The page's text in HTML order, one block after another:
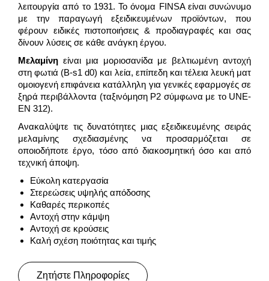
λειτουργία από το 1931. To όνομα FINSA είναι συνώνυμο
με την παραγωγή εξειδικευμένων προϊόντων, που
φέρουν ειδικές πιστοποιήσεις & προδιαγραφές και σας
δίνουν λύσεις σε κάθε ανάγκη έργου.
Μελαμίνη είναι μια μοριοσανίδα με βελτιωμένη αντοχή
στη φωτιά (B-s1 d0) και λεία, επίπεδη και τέλεια λευκή ματ
ομοιογενή επιφάνεια κατάλληλη για γενικές εφαρμογές σε
ξηρά περιβάλλοντα (ταξινόμηση P2 σύμφωνα με το UNE-
EN 312).
Ανακαλύψτε τις δυνατότητες μιας εξειδικευμένης σειράς
μελαμίνης σχεδιασμένης να προσαρμόζεται σε
οποιοδήποτε έργο, τόσο από διακοσμητική όσο και από
τεχνική άποψη.
Εύκολη κατεργασία
Στερεώσεις υψηλής απόδοσης
Καθαρές περικοπές
Αντοχή στην κάμψη
Αντοχή σε κρούσεις
Καλή σχέση ποιότητας και τιμής
Ζητήστε Πληροφορίες